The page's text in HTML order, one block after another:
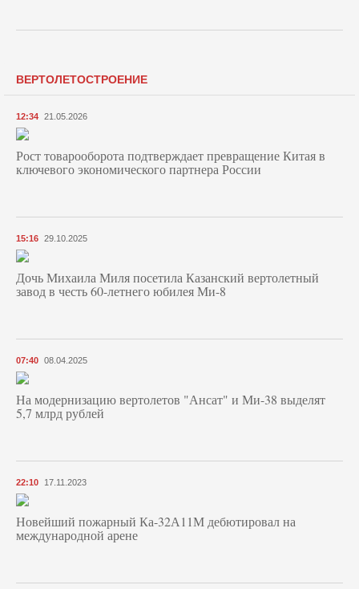
ВЕРТОЛЕТОСТРОЕНИЕ
12:34 21.05.2026
Рост товарооборота подтверждает превращение Китая в
ключевого экономического партнера России
15:16 29.10.2025
Дочь Михаила Миля посетила Казанский вертолетный
завод в честь 60-летнего юбилея Ми-8
07:40 08.04.2025
На модернизацию вертолетов "Ансат" и Ми-38 выделят
5,7 млрд рублей
22:10 17.11.2023
Новейший пожарный Ка-32А11М дебютировал на
международной арене